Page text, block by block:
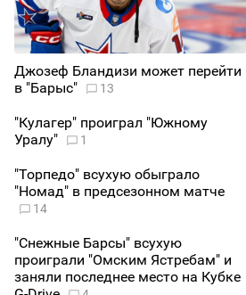
Джозеф Бландизи может перейти
в "Барыс"
13
"Кулагер" проиграл "Южному
Уралу"
1
"Торпедо" всухую обыграло
"Номад" в предсезонном матче
14
"Снежные Барсы" всухую
проиграли "Омским Ястребам" и
заняли последнее место на Кубке